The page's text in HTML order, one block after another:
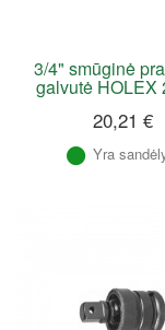
3/4" smūginė
galvutė HOLEX
20,21 €
Yra